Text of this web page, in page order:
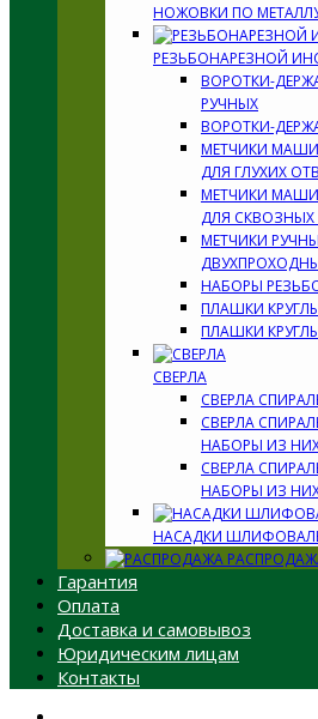
НОЖОВКИ ПО
РЕЗЬБОНАРЕЗНОЙ
ВОРОТКИ-
РУЧНЫХ
ВОРОТКИ-
МЕТЧИКИ
ДЛЯ ГЛУХИХ
МЕТЧИКИ
ДЛЯ СКВОЗНЫХ
МЕТЧИКИ
НАБОРЫ
ПЛАШКИ
ПЛАШКИ
СВЕРЛА
СВЕРЛА
СВЕРЛА
НАБОРЫ ИЗ
СВЕРЛА
НАБОРЫ ИЗ
НАСАДКИ
Гарантия
Оплата
Доставка и самовывоз
Юридическим лицам
Контакты